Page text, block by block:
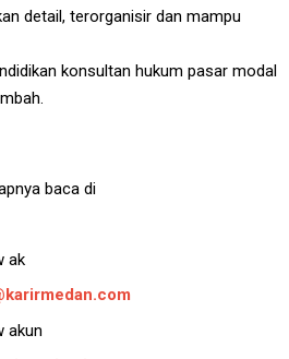
detail, terorganisir dan mampu
konsultan hukum pasar modal
baca di
ak
akun